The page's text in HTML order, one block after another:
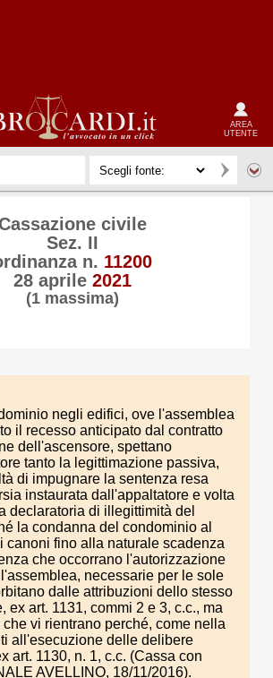
AREA
UTENTE
Cassazione civile
Sez. II
n. 11200
28 aprile 2021
(1 massima)
negli edifici, ove l'assemblea
il recesso anticipato dal contratto
dell'ascensore, spettano
tanto la legittimazione passiva,
di impugnare la sentenza resa
instaurata dall'appaltatore e volta
declaratoria di illegittimità del
la condanna del condominio al
canoni fino alla naturale scadenza
che occorrano l'autorizzazione
necessarie per le sole
dalle attribuzioni dello stesso
ex art. 1131, commi 2 e 3, c.c., ma
vi rientrano perché, come nella
all'esecuzione delle delibere
art. 1130, n. 1, c.c. (Cassa con
AVELLINO, 18/11/2016).